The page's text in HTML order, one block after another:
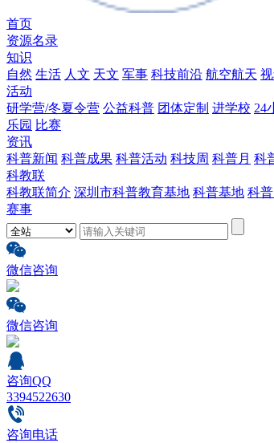
首页
资源名录
知识
自然 生活 人文 天文 军事 科技前沿 航空航天
活动
研学营/冬夏令营 公益科普 团体定制 进学校 24
乐园 比赛
资讯
科普新闻 科普成果 科普活动 科技周 科普月 科
科教联
科教联简介 深圳市科普教育基地 科普基地 科普
赛事
微信咨询
微信咨询
咨询QQ
3394522630
咨询电话